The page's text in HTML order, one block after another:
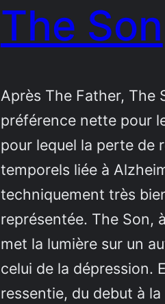
The Son
Après The Father, The
préférence nette pour
pour lequel la perte de
temporels liée à
techniquement très
représentée. The Son,
met la lumière sur un
celui de la dépression.
ressentie, du debut à